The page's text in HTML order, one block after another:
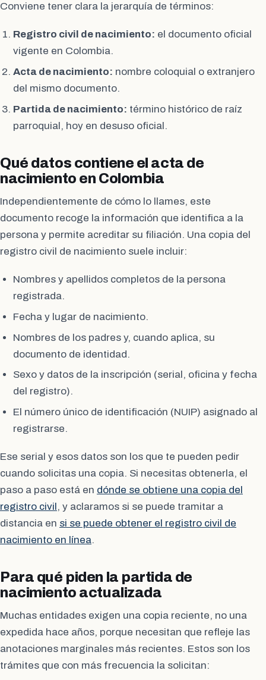
Conviene tener clara la jerarquía de términos:
Registro civil de nacimiento: el documento oficial
vigente en Colombia.
Acta de nacimiento: nombre coloquial o extranjero
del mismo documento.
Partida de nacimiento: término histórico de raíz
parroquial, hoy en desuso oficial.
Qué datos contiene el acta de
nacimiento en Colombia
Independientemente de cómo lo llames, este
documento recoge la información que identifica a la
persona y permite acreditar su filiación. Una copia del
registro civil de nacimiento suele incluir:
Nombres y apellidos completos de la persona
registrada.
Fecha y lugar de nacimiento.
Nombres de los padres y, cuando aplica, su
documento de identidad.
Sexo y datos de la inscripción (serial, oficina y fecha
del registro).
El número único de identificación (NUIP) asignado al
registrarse.
Ese serial y esos datos son los que te pueden pedir
cuando solicitas una copia. Si necesitas obtenerla, el
paso a paso está en dónde se obtiene una copia del
registro civil , y aclaramos si se puede tramitar a
distancia en si se puede obtener el registro civil de
nacimiento en línea.
Para qué piden la partida de
nacimiento actualizada
Muchas entidades exigen una copia reciente, no una
expedida hace años, porque necesitan que refleje las
anotaciones marginales más recientes. Estos son los
trámites que con más frecuencia la solicitan: